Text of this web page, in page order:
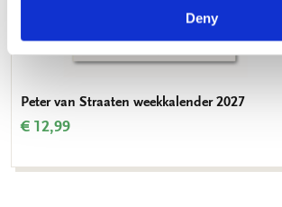
Deny
Peter van Straaten weekkalender 2027
€ 12,99